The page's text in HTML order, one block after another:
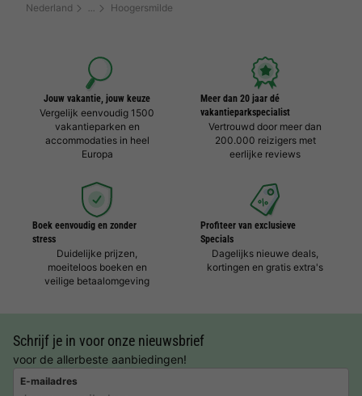
Nederland Hoogersmilde
Jouw vakantie, jouw keuze
Vergelijk eenvoudig 1500
vakantieparken en
accommodaties in heel
Europa
Meer dan 20 jaar dé
vakantieparkspecialist
Vertrouwd door meer dan
200.000 reizigers met
eerlijke reviews
Boek eenvoudig en zonder
stress
Duidelijke prijzen,
moeiteloos boeken en
veilige betaalomgeving
Profiteer van exclusieve
Specials
Dagelijks nieuwe deals,
kortingen en gratis extra's
Schrijf je in voor onze nieuwsbrief
voor de allerbeste aanbiedingen!
E-mailadres